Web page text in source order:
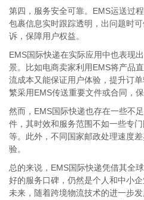
第四，服务安全可靠。EMS运送过
包裹信息实时跟踪透明，出问题时
诉，保障用户权益。
EMS国际快递在实际应用中也表现
景。比如电商卖家利用EMS将产品
流成本又能保证用户体验，提升订
繁采用EMS传送重要文件或合同，
然而，EMS国际快递也存在一些不
件，其时效和服务范围不如一些专
等。此外，不同国家邮政处理速度
验。
总的来说，EMS国际快递凭借其全
好的服务口碑，仍然是个人和中小
未来，随着跨境物流技术的进一步